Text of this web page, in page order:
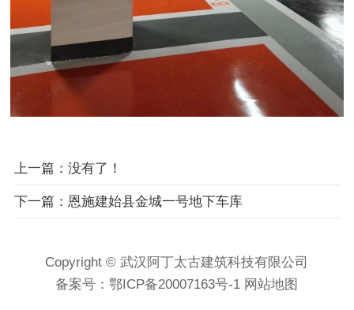
上一篇：没有了！
下一篇：恩施建始县金城一号地下车库
Copyright © 武汉阿丁太古建筑科技有限公司
备案号：鄂ICP备20007163号-1 网站地图